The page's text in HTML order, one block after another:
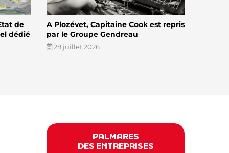
de
dédié
A Plozévet, Capitaine Cook est repris
par le Groupe Gendreau
28 juillet 2026
PALMARES
DES ENTREPRISES